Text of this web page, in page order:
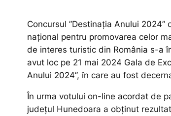
Concursul ”Destinația Anului 2024”
național pentru promovarea celor
de interes turistic din România s-a
avut loc pe 21 mai 2024 Gala de
Anului 2024”, în care au fost
În urma votului on-line acordat de
județul Hunedoara a obținut